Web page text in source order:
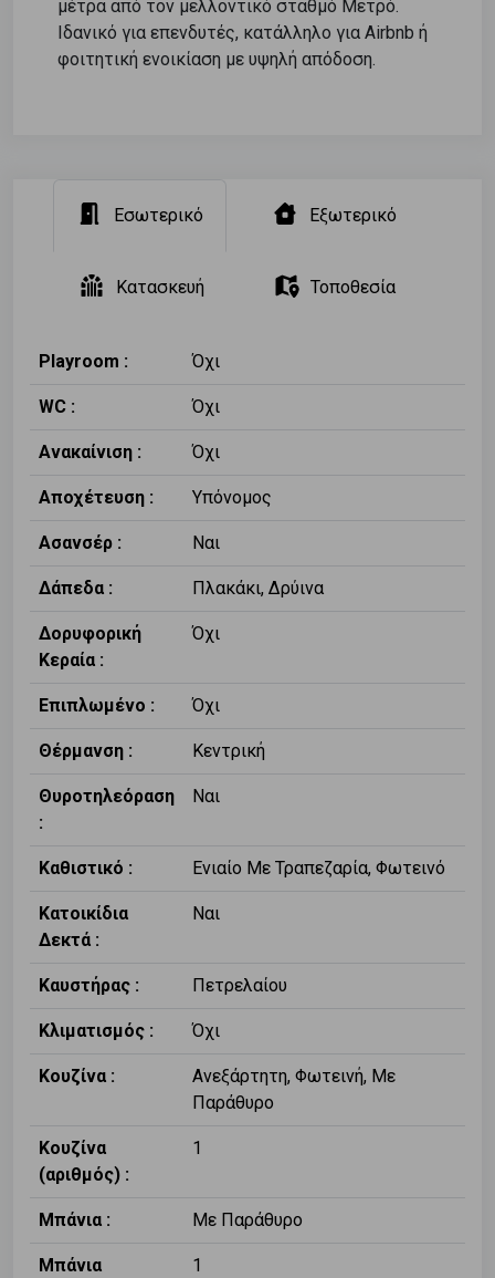
μέτρα από τον μελλοντικό σταθμό Μετρό.
Ιδανικό για επενδυτές, κατάλληλο για Airbnb ή
φοιτητική ενοικίαση με υψηλή απόδοση.
Εσωτερικό Εξωτερικό
Κατασκευή Τοποθεσία
Playroom : Όχι
WC : Όχι
Ανακαίνιση : Όχι
Αποχέτευση : Υπόνομος
Ασανσέρ : Ναι
Δάπεδα : Πλακάκι, Δρύινα
Δορυφορική
Κεραία :
Όχι
Επιπλωμένο : Όχι
Θέρμανση : Κεντρική
Θυροτηλεόραση
:
Ναι
Καθιστικό : Ενιαίο Με Τραπεζαρία, Φωτεινό
Κατοικίδια
Δεκτά :
Ναι
Καυστήρας : Πετρελαίου
Κλιματισμός : Όχι
Κουζίνα :
Ανεξάρτητη, Φωτεινή, Με
Παράθυρο
Κουζίνα
(αριθμός) :
1
Μπάνια : Με Παράθυρο
Μπάνια
1